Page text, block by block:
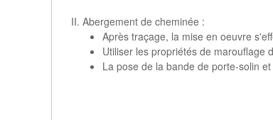
Abergement de cheminée :
Après traçage, la mise en oeuvre
Utiliser les propriétés de marouflage
La pose de la bande de porte-solin